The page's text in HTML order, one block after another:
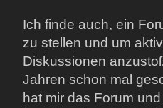
Ich finde auch, ein
zu stellen und um
Diskussionen
Jahren schon mal
hat mir das Forum